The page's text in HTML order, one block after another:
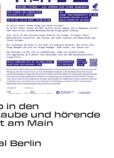
in den
und hörende
am Main
Berlin